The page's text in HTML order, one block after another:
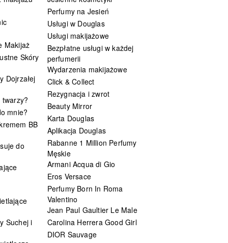
Makijaż
Skóry
Dojrzałej
twarzy?
mnie?
BB
do
Suchej i
Perfumy na Jesień
Usługi w Douglas
Usługi makijażowe
Bezpłatne usługi w każdej
perfumerii
Wydarzenia makijażowe
Click & Collect
Rezygnacja i zwrot
Beauty Mirror
Karta Douglas
Aplikacja Douglas
Rabanne 1 Million Perfumy
Męskie
Armani Acqua di Gio
Eros Versace
Perfumy Born In Roma
Valentino
Jean Paul Gaultier Le Male
Carolina Herrera Good Girl
DIOR Sauvage